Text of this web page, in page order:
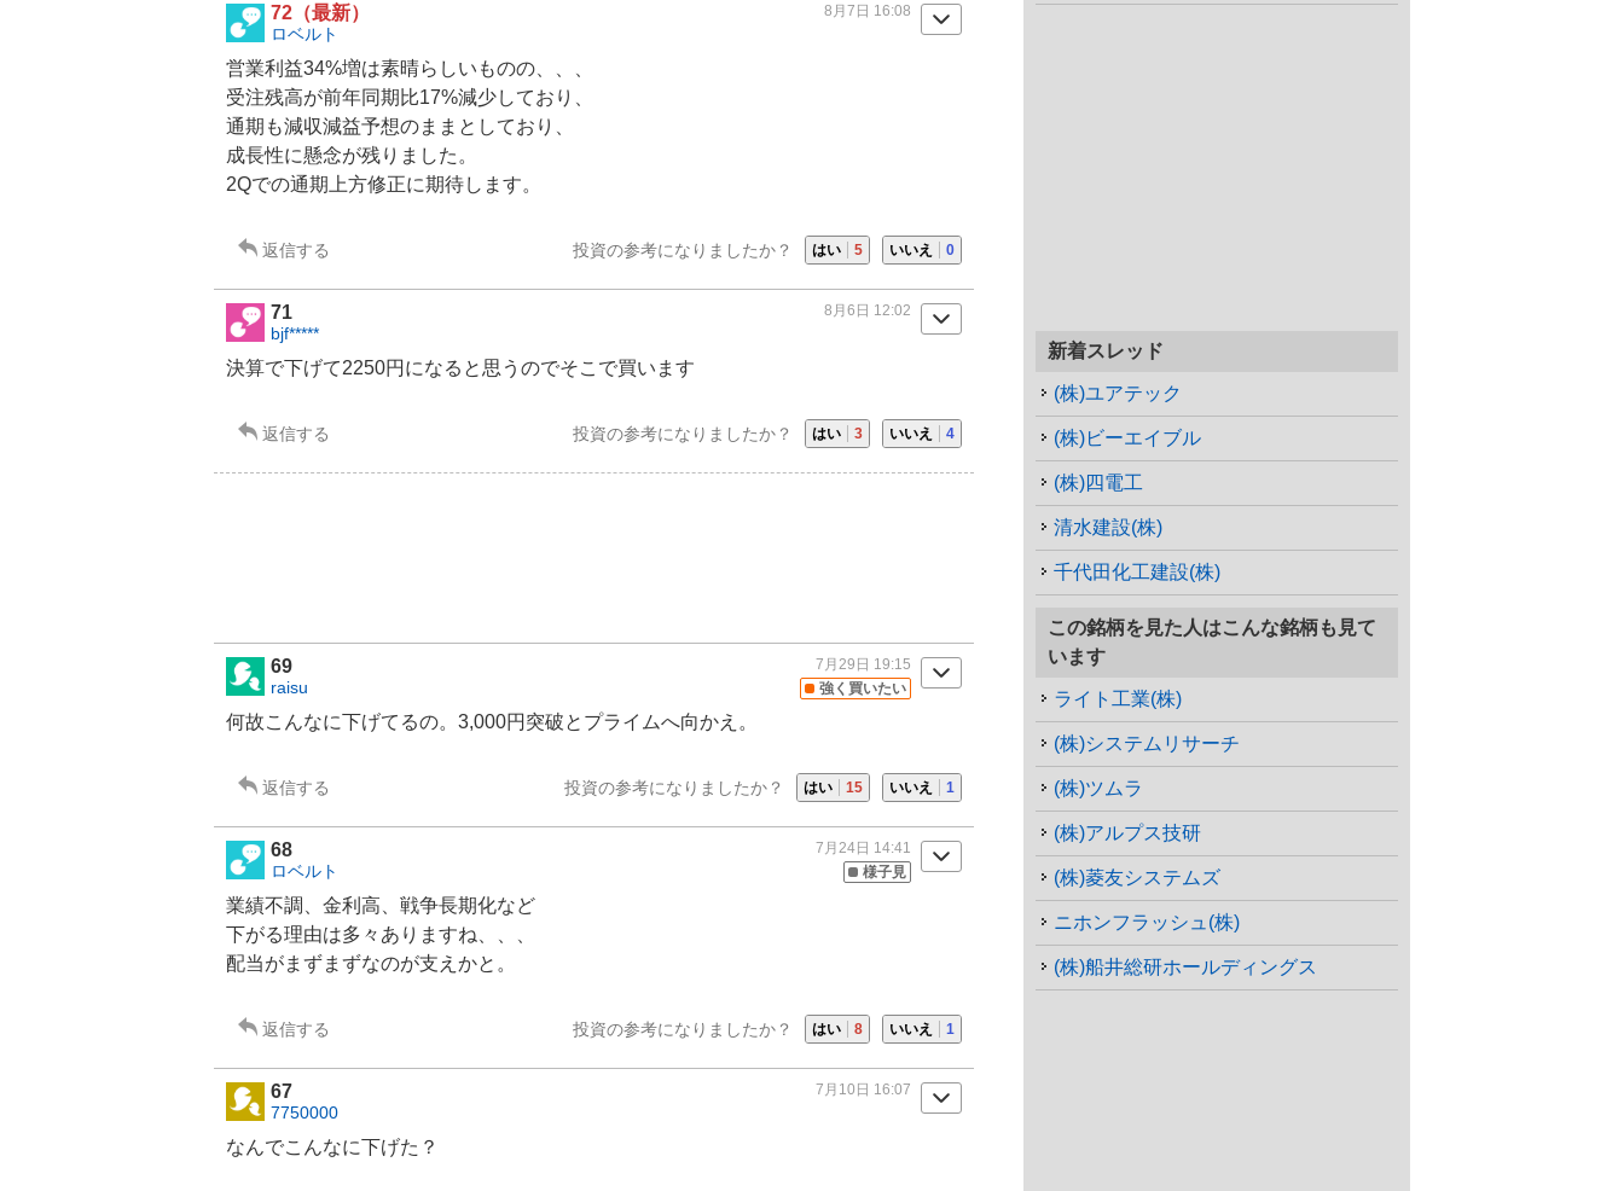
72（最新）
ロベルト
8月7日 16:08
営業利益34%増は素晴らしいものの、、、
受注残高が前年同期比17%減少しており、
通期も減収減益予想のままとしており、
成長性に懸念が残りました。
2Qでの通期上方修正に期待します。
返信する 投資の参考になりましたか？ はい 5 いいえ 0
71
bjf*****
8月6日 12:02
決算で下げて2250円になると思うのでそこで買います
返信する 投資の参考になりましたか？ はい 3 いいえ 4
69
raisu 強く買いたい
7月29日 19:15
何故こんなに下げてるの。3,000円突破とプライムへ向かえ。
返信する 投資の参考になりましたか？ はい 15 いいえ 1
68
ロベルト 様子見
7月24日 14:41
業績不調、金利高、戦争長期化など
下がる理由は多々ありますね、、、
配当がまずまずなのが支えかと。
返信する 投資の参考になりましたか？ はい 8 いいえ 1
67
7750000
7月10日 16:07
なんでこんなに下げた？
新着スレッド
(株)ユアテック
(株)ビーエイブル
(株)四電工
清水建設(株)
千代田化工建設(株)
この銘柄を見た人はこんな銘柄も見て
います
ライト工業(株)
(株)システムリサーチ
(株)ツムラ
(株)アルプス技研
(株)菱友システムズ
ニホンフラッシュ(株)
(株)船井総研ホールディングス